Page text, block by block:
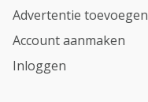
Advertentie toevoegen
Account aanmaken
Inloggen